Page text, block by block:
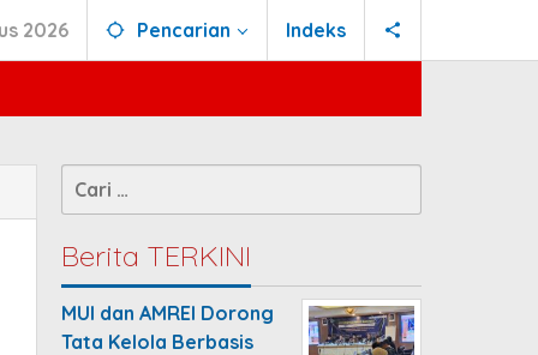
2026 Pencarian Indeks
Cari
untuk:
Berita TERKINI
MUI dan AMREI Dorong
Tata Kelola Berbasis